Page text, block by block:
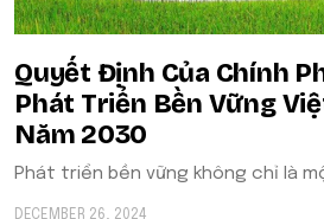
Quyết Định Của Chính
Phát Triển Bền Vững
Năm 2030
Phát triển bền vững không chỉ là
DECEMBER 26, 2024